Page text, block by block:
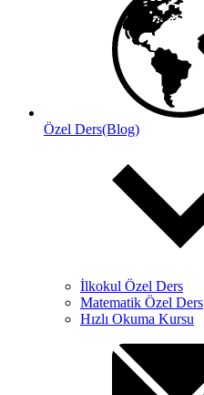
Özel Ders(Blog)
İlkokul Özel Ders
Matematik Özel Ders
Hızlı Okuma Kursu